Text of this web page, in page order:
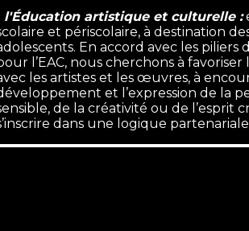
l'Éducation artistique et culturelle :
et périscolaire, à destination
En accord avec les piliers
l’EAC, nous cherchons à
les artistes et les œuvres, à
et l’expression de la
de la créativité ou de l’esprit
dans une logique